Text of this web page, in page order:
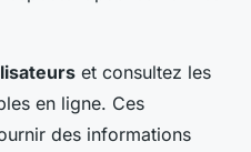
et consultez les
en ligne. Ces
des informations